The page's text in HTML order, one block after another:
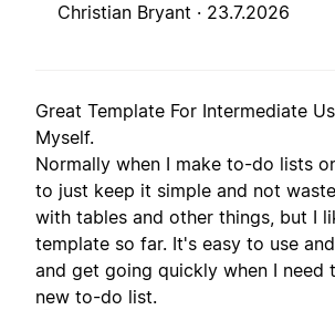
Christian Bryant · 23.7.2026
Great Template For Intermediate
Myself.
Normally when I make to-do lists
to just keep it simple and not
with tables and other things, but I
template so far. It's easy to use
and get going quickly when I need
new to-do list.